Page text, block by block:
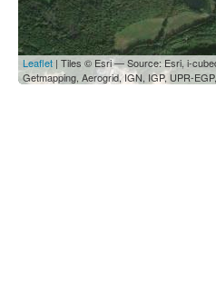
Leaflet | Tiles © Esri — Source: Esri, i-
Getmapping, Aerogrid, IGN, IGP, UPR-